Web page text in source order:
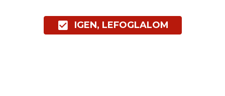
IGEN, LEFOGLALOM